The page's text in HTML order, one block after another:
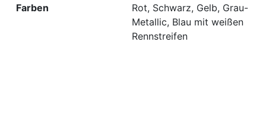
Farben
Rot, Schwarz, Gelb, Grau-
Metallic, Blau mit weißen
Rennstreifen